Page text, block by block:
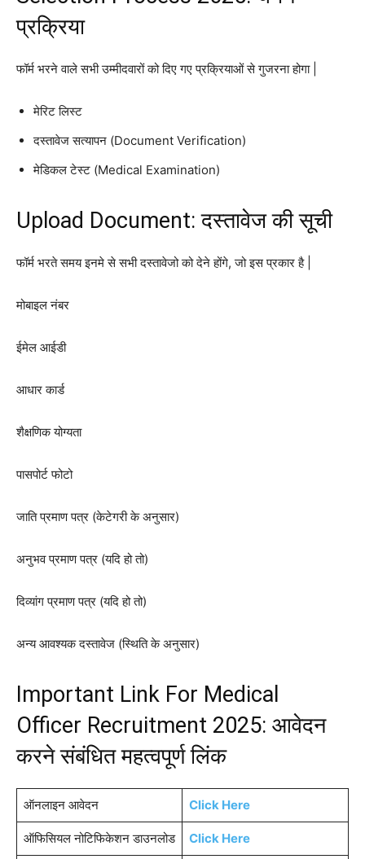
प्रक्रिया
फॉर्म भरने वाले सभी उम्मीदवारों को दिए गए प्रक्रियाओं से गुजरना होगा |
मेरिट लिस्ट
दस्तावेज सत्यापन (Document Verification)
मेडिकल टेस्ट (Medical Examination)
Upload Document: दस्तावेज की सूची
फॉर्म भरते समय इनमे से सभी दस्तावेजो को देने होंगे, जो इस प्रकार है |
मोबाइल नंबर
ईमेल आईडी
आधार कार्ड
शैक्षणिक योग्यता
पासपोर्ट फोटो
जाति प्रमाण पत्र (केटेगरी के अनुसार)
अनुभव प्रमाण पत्र (यदि हो तो)
दिव्यांग प्रमाण पत्र (यदि हो तो)
अन्य आवश्यक दस्तावेज (स्थिति के अनुसार)
Important Link For Medical
Officer Recruitment 2025: आवेदन
करने संबंधित महत्वपूर्ण लिंक
ऑनलाइन आवेदन Click Here
ऑफिसियल नोटिफिकेशन डाउनलोड Click Here